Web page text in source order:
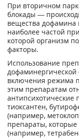
При вторичном
блокады —
вещества дофамина
наиболее частой
которой организм
факторы.
Использование
включения режима
этим препаратам
тиоксантен,
(например,
препараты,
(например,